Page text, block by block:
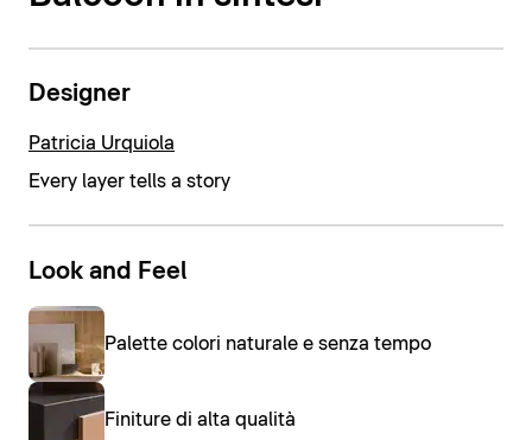
Designer
Patricia Urquiola
Every layer tells a story
Look and Feel
Palette colori naturale e senza tempo
Finiture di alta qualità